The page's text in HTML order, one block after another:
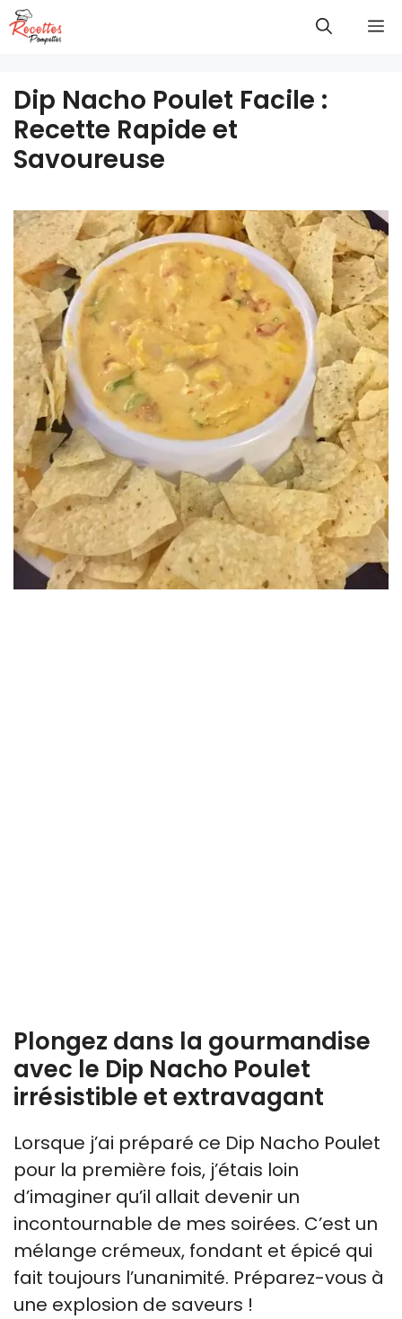
Aller
au
Dip Nacho Poulet Facile :
Recette Rapide et
Savoureuse
Plongez dans la gourmandise
avec le Dip Nacho Poulet
irrésistible et extravagant
Lorsque j’ai préparé ce Dip Nacho Poulet
pour la première fois, j’étais loin
d’imaginer qu’il allait devenir un
incontournable de mes soirées. C’est un
mélange crémeux, fondant et épicé qui
fait toujours l’unanimité. Préparez-vous à
une explosion de saveurs !